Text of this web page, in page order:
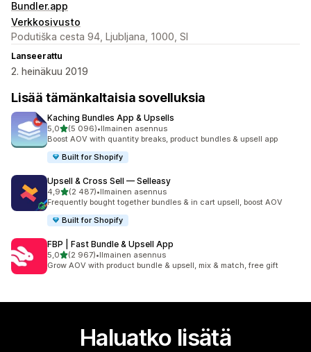
Bundler.app
Verkkosivusto
Podutiška cesta 94, Ljubljana, 1000, SI
Lanseerattu
2. heinäkuu 2019
Lisää tämänkaltaisia sovelluksia
Kaching Bundles App & Upsells
5,0/ 5 tähteä
(5 096)
5096 arvostelua yhteensä
•Ilmainen asennus
Boost AOV with quantity breaks, product bundles & upsell app
Built for Shopify
Upsell & Cross Sell — Selleasy
4,9/ 5 tähteä
(2 487)
2487 arvostelua yhteensä
•Ilmainen asennus
Frequently bought together bundles & in cart upsell, boost AOV
Built for Shopify
FBP | Fast Bundle & Upsell App
5,0/ 5 tähteä
(2 967)
2967 arvostelua yhteensä
•Ilmainen asennus
Grow AOV with product bundle & upsell, mix & match, free gift
Haluatko lisätä